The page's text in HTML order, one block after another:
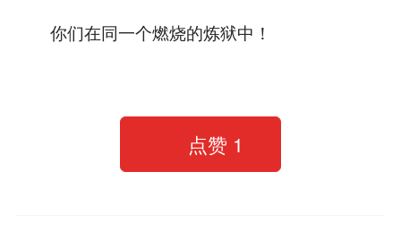
你们在同一个燃烧的炼狱中！
点赞 1